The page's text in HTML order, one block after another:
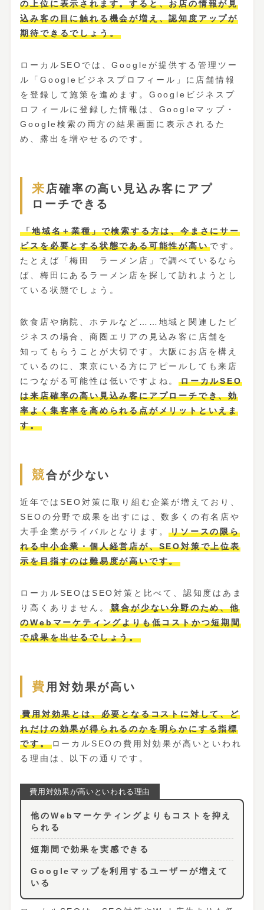
の上位に表示されます。すると、お店の情報が見
込み客の目に触れる機会が増え、認知度アップが
期待できるでしょう。
ローカルSEOでは、Googleが提供する管理ツー
ル「Googleビジネスプロフィール」に店舗情報
を登録して施策を進めます。Googleビジネスプ
ロフィールに登録した情報は、Googleマップ・
Google検索の両方の結果画面に表示されるた
め、露出を増やせるのです。
来店確率の高い見込み客にアプ
ローチできる
「地域名＋業種」で検索する方は、今まさにサー
ビスを必要とする状態である可能性が高い です。
たとえば「梅田 ラーメン店」で調べているなら
ば、梅田にあるラーメン店を探して訪れようとし
ている状態でしょう。
飲食店や病院、ホテルなど……地域と関連したビ
ジネスの場合、商圏エリアの見込み客に店舗を
知ってもらうことが大切です。大阪にお店を構え
ているのに、東京にいる方にアピールしても来店
につながる可能性は低いですよね。ローカルSEO
は来店確率の高い見込み客にアプローチでき、効
率よく集客率を高められる点がメリットといえま
す。
競合が少ない
近年ではSEO対策に取り組む企業が増えており、
SEOの分野で成果を出すには、数多くの有名店や
大手企業がライバルとなります。リソースの限ら
れる中小企業・個人経営店が、SEO対策で上位表
示を目指すのは難易度が高いです。
ローカルSEOはSEO対策と比べて、認知度はあま
り高くありません。
競合が少ない分野のため、他
のWebマーケティングよりも低コストかつ短期間
で成果を出せるでしょう。
費用対効果が高い
費用対効果とは、必要となるコストに対して、ど
れだけの効果が得られるのかを明らかにする指標
です。ローカルSEOの費用対効果が高いといわれ
る理由は、以下の通りです。
他のWebマーケティングよりもコストを抑え
られる
短期間で効果を実感できる
Googleマップを利用するユーザーが増えて
いる